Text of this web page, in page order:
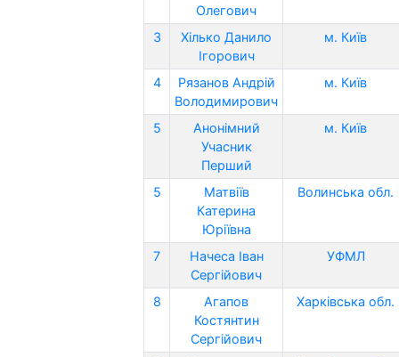
Олегович
3
Хілько Данило
Ігорович
м. Київ
4
Рязанов Андрій
Володимирович
м. Київ
5
Анонімний
Учасник
Перший
м. Київ
5
Матвіїв
Катерина
Юріївна
Волинська обл.
7
Начеса Іван
Сергійович
УФМЛ
8
Агапов
Костянтин
Сергійович
Харківська обл.